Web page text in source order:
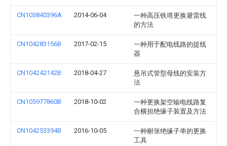
CN103840396A 2014-06-04
一种高压铁塔更换避雷线
的方法
CN104283156B 2017-02-15
一种用于配电线路的提线
器
CN104242142B 2018-04-27
悬吊式管型母线的安装方
法
CN105977860B 2018-10-02
一种更换架空输电线路复
合横担绝缘子装置及方法
CN104253394B 2016-10-05
一种耐张绝缘子串的更换
工具